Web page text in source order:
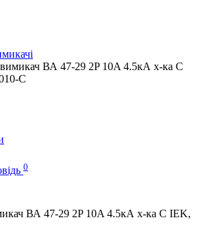
ВА 47-29 2P 10A 4.5кА х-ка C
C
0